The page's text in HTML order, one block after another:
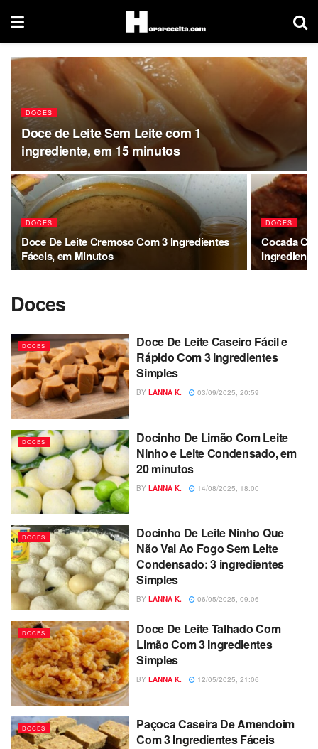
DOCES
Doce de Leite Sem Leite com 1
ingrediente, em 15 minutos
DOCES
Doce De Leite Cremoso Com 3 Ingredientes
Fáceis, em Minutos
DOCES
Cocada
Doces
DOCES
Doce De Leite Caseiro Fácil e
Rápido Com 3 Ingredientes
Simples
BY LANNA K. 03/09/2025, 20:59
DOCES
Docinho De Limão Com Leite
Ninho e Leite Condensado, em
20 minutos
BY LANNA K. 14/08/2025, 18:00
DOCES
Docinho De Leite Ninho Que
Não Vai Ao Fogo Sem Leite
Condensado: 3 ingredientes
Simples
BY LANNA K. 06/05/2025, 09:06
DOCES
Doce De Leite Talhado Com
Limão Com 3 Ingredientes
Simples
BY LANNA K. 12/05/2025, 21:06
DOCES
Paçoca Caseira De Amendoim
Com 3 Ingredientes Fáceis